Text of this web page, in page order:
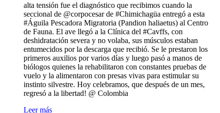
alta tensión fue el diagnóstico que recibimos cuando la
seccional de @corpocesar de #Chimichagüa entregó a esta
#Águila Pescadora Migratoria (Pandion haliaetus) al Centro
de Fauna. El ave llegó a la Clínica del #Cavffs, con
deshidratación severa y no volaba, sus músculos estaban
entumecidos por la descarga que recibió. Se le prestaron los
primeros auxilios por varios días y luego pasó a manos de
biólogos quienes la rehabilitaron con constantes pruebas de
vuelo y la alimentaron con presas vivas para estimular su
instinto silvestre. Hoy celebramos, que después de un mes,
regresó a la libertad! @ Colombia
Leer más